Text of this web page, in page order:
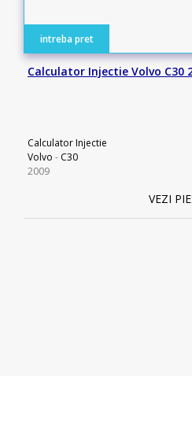
intreba pret
Calculator Injectie Volvo C30
Calculator Injectie
Volvo - C30
2009
VEZI